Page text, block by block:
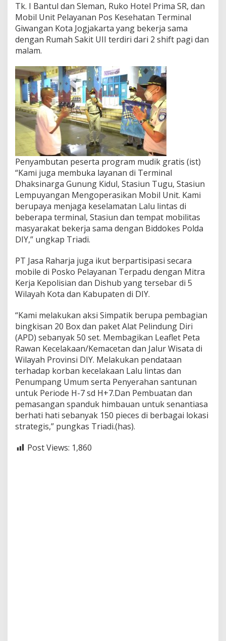
Tk. I Bantul dan Sleman, Ruko Hotel Prima SR, dan
Mobil Unit Pelayanan Pos Kesehatan Terminal
Giwangan Kota Jogjakarta yang bekerja sama
dengan Rumah Sakit UII terdiri dari 2 shift pagi dan
malam.
Penyambutan peserta program mudik gratis (ist)
“Kami juga membuka layanan di Terminal
Dhaksinarga Gunung Kidul, Stasiun Tugu, Stasiun
Lempuyangan Mengoperasikan Mobil Unit. Kami
berupaya menjaga keselamatan Lalu lintas di
beberapa terminal, Stasiun dan tempat mobilitas
masyarakat bekerja sama dengan Biddokes Polda
DIY,” ungkap Triadi.
PT Jasa Raharja juga ikut berpartisipasi secara
mobile di Posko Pelayanan Terpadu dengan Mitra
Kerja Kepolisian dan Dishub yang tersebar di 5
Wilayah Kota dan Kabupaten di DIY.
“Kami melakukan aksi Simpatik berupa pembagian
bingkisan 20 Box dan paket Alat Pelindung Diri
(APD) sebanyak 50 set. Membagikan Leaflet Peta
Rawan Kecelakaan/Kemacetan dan Jalur Wisata di
Wilayah Provinsi DIY. Melakukan pendataan
terhadap korban kecelakaan Lalu lintas dan
Penumpang Umum serta Penyerahan santunan
untuk Periode H-7 sd H+7.Dan Pembuatan dan
pemasangan spanduk himbauan untuk senantiasa
berhati hati sebanyak 150 pieces di berbagai lokasi
strategis,” pungkas Triadi.(has).
Post Views: 1,860